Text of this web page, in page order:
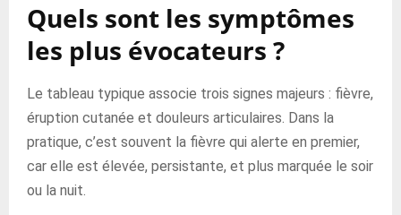
Quels sont les symptômes
les plus évocateurs ?
Le tableau typique associe trois signes majeurs : fièvre,
éruption cutanée et douleurs articulaires. Dans la
pratique, c’est souvent la fièvre qui alerte en premier,
car elle est élevée, persistante, et plus marquée le soir
ou la nuit.